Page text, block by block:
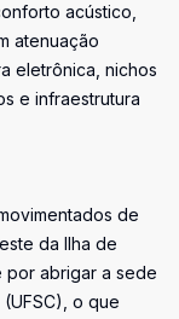
acústico,
atenuação
eletrônica, nichos
e infraestrutura
de
da Ilha de
por abrigar a sede
o que